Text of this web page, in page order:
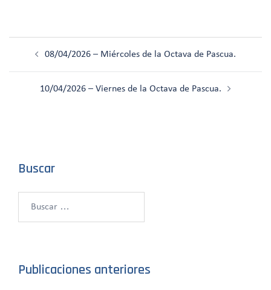
08/04/2026 – Miércoles de la Octava de Pascua.
10/04/2026 – Viernes de la Octava de Pascua.
Buscar
Publicaciones anteriores